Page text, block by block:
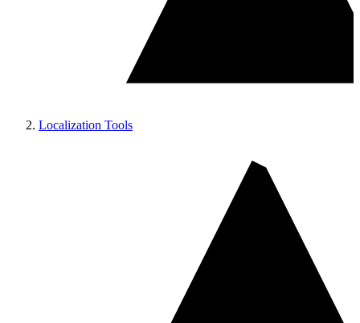
Localization Tools